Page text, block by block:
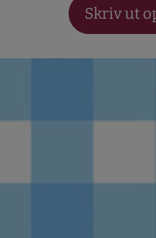
Skriv ut